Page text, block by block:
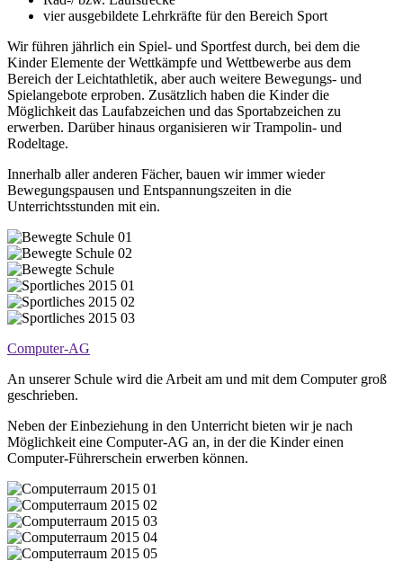
vier ausgebildete Lehrkräfte für den Bereich Sport
Wir führen jährlich ein Spiel- und Sportfest durch, bei dem die
Kinder Elemente der Wettkämpfe und Wettbewerbe aus dem
Bereich der Leichtathletik, aber auch weitere Bewegungs- und
Spielangebote erproben. Zusätzlich haben die Kinder die
Möglichkeit das Laufabzeichen und das Sportabzeichen zu
erwerben. Darüber hinaus organisieren wir Trampolin- und
Rodeltage.
Innerhalb aller anderen Fächer, bauen wir immer wieder
Bewegungspausen und Entspannungszeiten in die
Unterrichtsstunden mit ein.
Computer-AG
An unserer Schule wird die Arbeit am und mit dem Computer groß
geschrieben.
Neben der Einbeziehung in den Unterricht bieten wir je nach
Möglichkeit eine Computer-AG an, in der die Kinder einen
Computer-Führerschein erwerben können.